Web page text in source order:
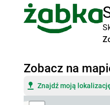
Zobacz na
Znajdź moją